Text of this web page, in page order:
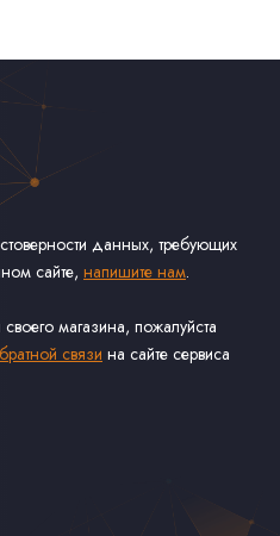
данных, требующих
сайте, напишите нам.
магазина, пожалуйста
связи на сайте сервиса